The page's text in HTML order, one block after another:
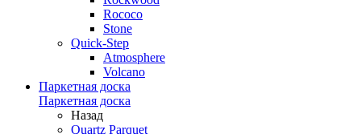
Rococo
Stone
Quick-Step
Atmosphere
Volcano
Паркетная доска
Паркетная доска
Назад
Quartz Parquet